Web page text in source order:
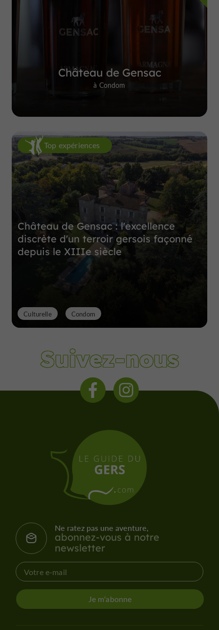
Château de Gensac
à Condom
Top expériences
Château de Gensac : l'excellence
discrète d'un terroir gersois façonné
depuis le XIIIe siècle
Culturelle Condom
Suivez-nous
Ne ratez pas une aventure,
abonnez-vous à notre
newsletter
Je m'abonne